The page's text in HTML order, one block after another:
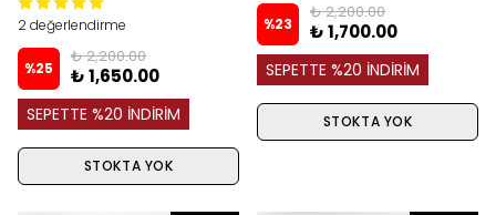
2 değerlendirme
%25
₺ 2,200.00
₺ 1,650.00
SEPETTE %20 İNDİRİM
STOKTA YOK
%23
₺ 2,200.00
₺ 1,700.00
SEPETTE %20 İNDİRİM
STOKTA YOK